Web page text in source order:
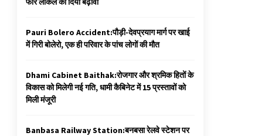
Pauri Bolero Accident:पौड़ी-देवप्रयाग मार्ग पर खाई
में गिरी बोलेरो, एक ही परिवार के पांच लोगों की मौत
Dhami Cabinet Baithak:रोजगार और श्रमिक हितों के
विकास को मिलेगी नई गति, धामी कैबिनेट में 15 प्रस्तावों को
मिली मंजूरी
Banbasa Railway Station:बनबसा रेलवे स्टेशन पर